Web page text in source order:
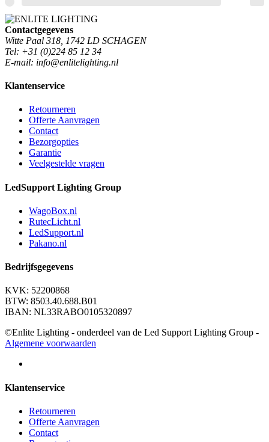
Contactgegevens
Witte Paal 318, 1742 LD SCHAGEN
Tel: +31 (0)224 85 12 34
E-mail: info@enlitelighting.nl
Klantenservice
Retourneren
Offerte Aanvragen
Contact
Bezorgopties
Garantie
Veelgestelde vragen
LedSupport Lighting Group
WagoBox.nl
RutecLicht.nl
LedSupport.nl
Pakano.nl
Bedrijfsgegevens
KVK: 52200868
BTW: 8503.40.688.B01
IBAN: NL33RABO0105320897
©Enlite Lighting - onderdeel van de Led Support Lighting Group -
Algemene voorwaarden
Klantenservice
Retourneren
Offerte Aanvragen
Contact